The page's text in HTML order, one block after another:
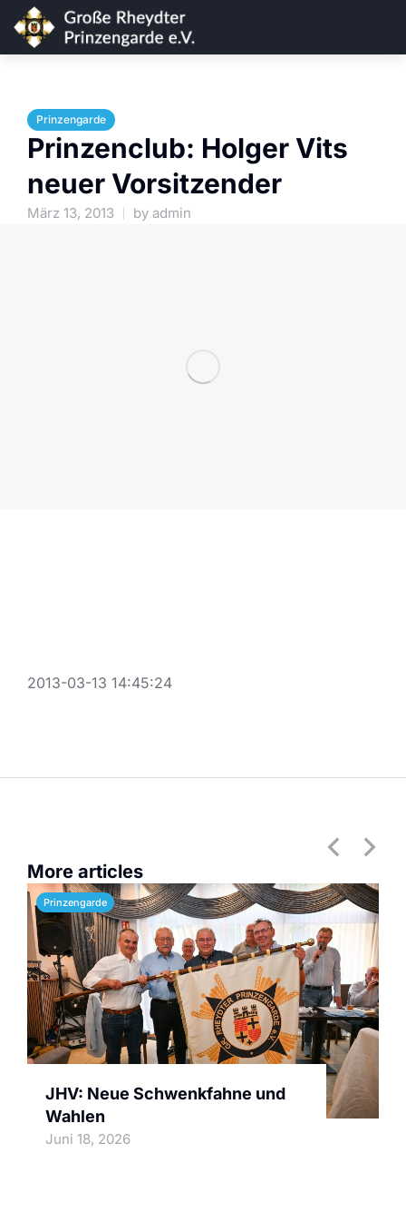
Prinzengarde
Prinzenclub: Holger Vits
neuer Vorsitzender
März 13, 2013 by admin
2013-03-13 14:45:24
More articles
Prinzengarde
JHV: Neue Schwenkfahne und
Wahlen
Juni 18, 2026